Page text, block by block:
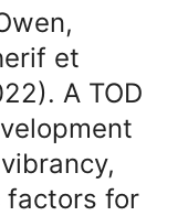
et
A TOD
factors for